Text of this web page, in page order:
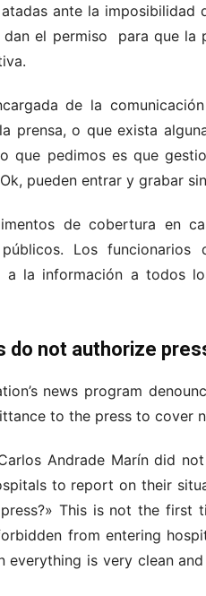
ante la imposibilidad
el permiso para que la
de la
prensa, o que exista
que pedimos es que
pueden entrar y grabar
de cobertura en
Los funcionarios
la información a todos
do not authorize
news program
to the press to cover
Andrade Marín did
to report on their
This is not the first
from entering
is very clean